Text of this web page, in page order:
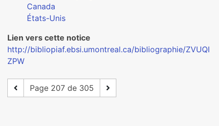
Canada
États-Unis
Lien vers cette notice
http://bibliopiaf.ebsi.umontreal.ca/bibliographie/ZVUQI
ZPW
Page 207 de 305